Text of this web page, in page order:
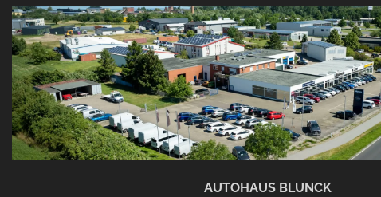
AUTOHAUS BLUNCK